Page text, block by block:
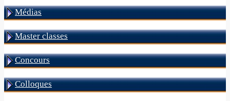
Médias
Master classes
Concours
Colloques